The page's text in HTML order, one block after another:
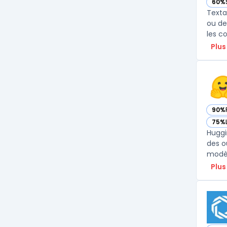
60%
—
ou
90%
—
75%
—
des